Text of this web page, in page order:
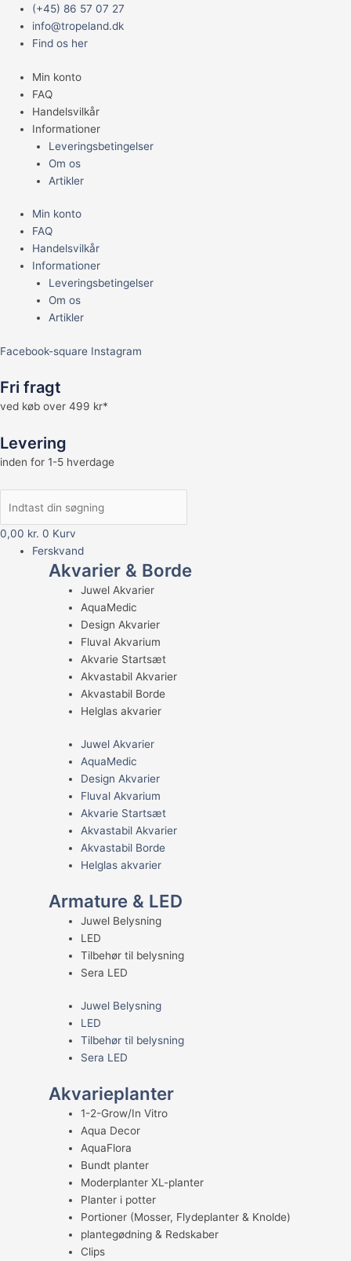
indholdet
(+45) 86 57 07 27
info@tropeland.dk
Find os her
Min konto
FAQ
Handelsvilkår
Informationer
Leveringsbetingelser
Om os
Artikler
Min konto
FAQ
Handelsvilkår
Informationer
Leveringsbetingelser
Om os
Artikler
Facebook-square Instagram
Fri fragt
ved køb over 499 kr*
Levering
inden for 1-5 hverdage
0,00 kr. 0 Kurv
Main
Menu
Ferskvand
Akvarier & Borde
Juwel Akvarier
AquaMedic
Design Akvarier
Fluval Akvarium
Akvarie Startsæt
Akvastabil Akvarier
Akvastabil Borde
Helglas akvarier
Juwel Akvarier
AquaMedic
Design Akvarier
Fluval Akvarium
Akvarie Startsæt
Akvastabil Akvarier
Akvastabil Borde
Helglas akvarier
Armature & LED
Juwel Belysning
LED
Tilbehør til belysning
Sera LED
Juwel Belysning
LED
Tilbehør til belysning
Sera LED
Akvarieplanter
1-2-Grow/In Vitro
Aqua Decor
AquaFlora
Bundt planter
Moderplanter XL-planter
Planter i potter
Portioner (Mosser, Flydeplanter & Knolde)
plantegødning & Redskaber
Clips